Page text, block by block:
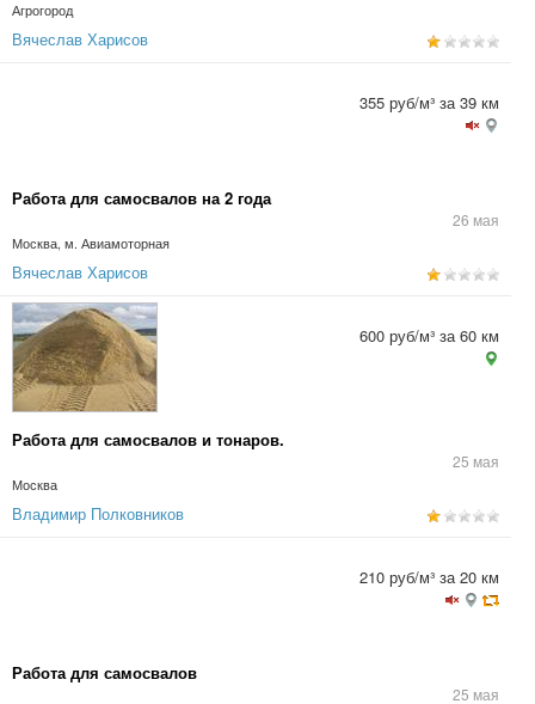
Агрогород
Вячеслав Харисов
Работа для самосвалов на 2 года
26 мая
Москва, м. Авиамоторная
355 руб/м³ за 39 км
Вячеслав Харисов
Работа для самосвалов и тонаров.
25 мая
Москва
600 руб/м³ за 60 км
Владимир Полковников
Работа для самосвалов
25 мая
210 руб/м³ за 20 км